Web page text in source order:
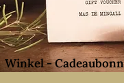
Winkel -